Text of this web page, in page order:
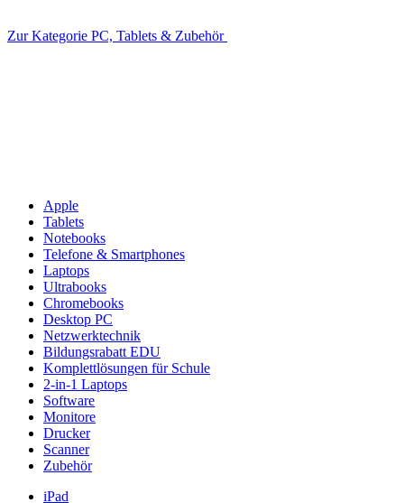
Zur Kategorie PC, Tablets & Zubehör
Apple
Tablets
Notebooks
Telefone & Smartphones
Laptops
Ultrabooks
Chromebooks
Desktop PC
Netzwerktechnik
Bildungsrabatt EDU
Komplettlösungen für Schule
2-in-1 Laptops
Software
Monitore
Drucker
Scanner
Zubehör
iPad